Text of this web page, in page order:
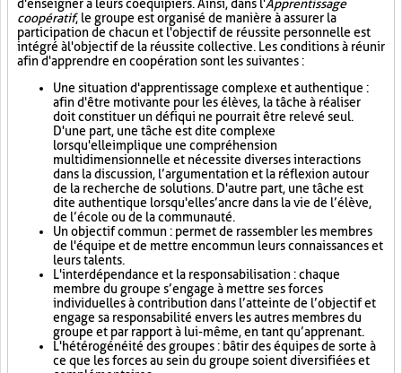
d'enseigner à leurs coéquipiers. Ainsi, dans l'Apprentissage
coopératif, le groupe est organisé de manière à assurer la
participation de chacun et l'objectif de réussite personnelle est
intégré à l'objectif de la réussite collective. Les conditions à réunir
afin d'apprendre en coopération sont les suivantes :
Une situation d'apprentissage complexe et authentique :
afin d'être motivante pour les élèves, la tâche à réaliser
doit constituer un défi qui ne pourrait être relevé seul.
D'une part, une tâche est dite complexe
lorsqu'elle implique une compréhension
multidimensionnelle et nécessite diverses interactions
dans la discussion, l’argumentation et la réflexion autour
de la recherche de solutions. D'autre part, une tâche est
dite authentique lorsqu'elle s’ancre dans la vie de l’élève,
de l’école ou de la communauté.
Un objectif commun : permet de rassembler les membres
de l'équipe et de mettre en commun leurs connaissances et
leurs talents.
L'interdépendance et la responsabilisation : chaque
membre du groupe s’engage à mettre ses forces
individuelles à contribution dans l’atteinte de l’objectif et
engage sa responsabilité envers les autres membres du
groupe et par rapport à lui-même, en tant qu’apprenant.
L'hétérogénéité des groupes : bâtir des équipes de sorte à
ce que les forces au sein du groupe soient diversifiées et